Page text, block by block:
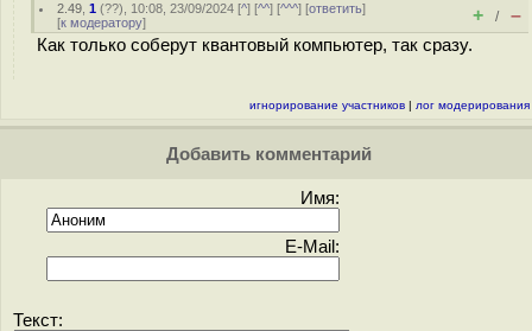
2.49 ,1 (??), 10:08, 23/09/2024 [^] [^^] [^^^] [ответить]
[к модератору] + / –
Как только соберут квантовый компьютер, так сразу.
игнорирование участников | лог модерирования
Добавить комментарий
Имя:
E-Mail:
Текст: